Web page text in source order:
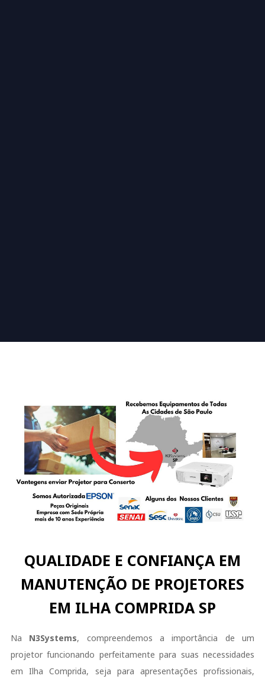
QUALIDADE E CONFIANÇA EM
MANUTENÇÃO DE PROJETORES
EM ILHA COMPRIDA SP
Na N3Systems, compreendemos a importância de um
projetor funcionando perfeitamente para suas necessidades
em Ilha Comprida, seja para apresentações profissionais,